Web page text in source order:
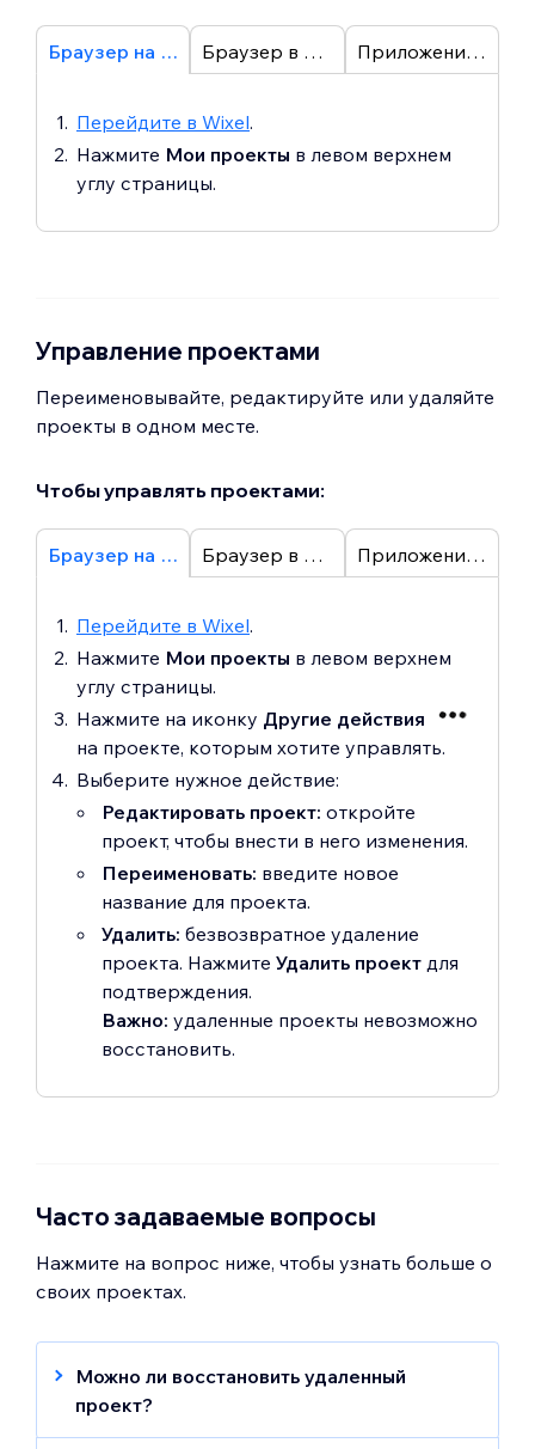
Браузер на компьютере Браузер в смартфоне Приложение Wixel
Перейдите в Wixel.
Нажмите Мои проекты в левом верхнем
углу страницы.
Управление проектами
Переименовывайте, редактируйте или удаляйте
проекты в одном месте.
Чтобы управлять проектами:
Браузер на компьютере Браузер в смартфоне Приложение Wixel
Перейдите в Wixel.
Нажмите Мои проекты в левом верхнем
углу страницы.
Нажмите на иконку Другие действия
на проекте, которым хотите управлять.
Выберите нужное действие:
Редактировать проект: откройте
проект, чтобы внести в него изменения.
Переименовать: введите новое
название для проекта.
Удалить: безвозвратное удаление
проекта. Нажмите Удалить проект для
подтверждения.
Важно: удаленные проекты невозможно
восстановить.
Часто задаваемые вопросы
Нажмите на вопрос ниже, чтобы узнать больше о
своих проектах.
Можно ли восстановить удаленный
проект?
Нет, после удаления проект невозможно